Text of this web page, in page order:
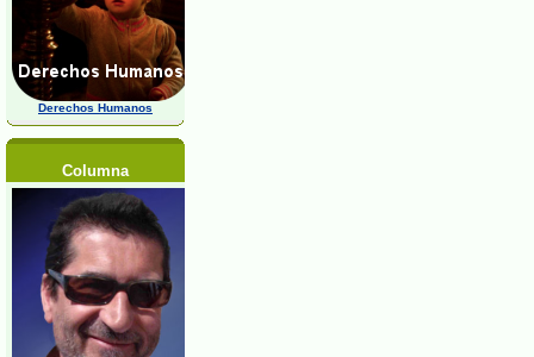
Derechos Humanos
Columna